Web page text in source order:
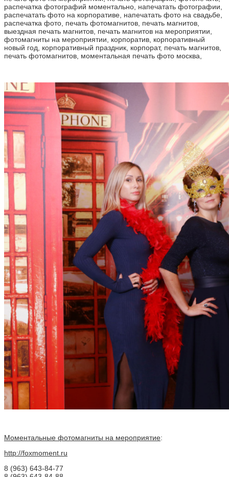
Моментальные фотомагниты на мероприятие:
http://foxmoment.ru
8 (963) 643-84-77